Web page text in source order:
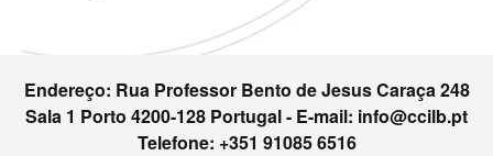
Endereço: Rua Professor Bento de Jesus Caraça 248
Sala 1 Porto 4200-128 Portugal - E-mail: info@ccilb.pt
Telefone: +351 91085 6516